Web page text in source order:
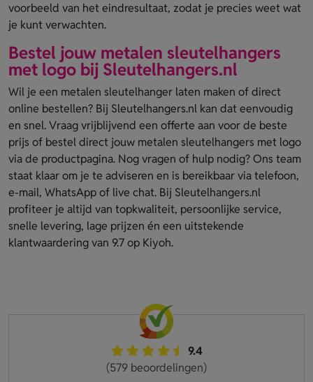
voorbeeld van het eindresultaat, zodat je precies weet wat
je kunt verwachten.
Bestel jouw metalen sleutelhangers
met logo bij Sleutelhangers.nl
Wil je een metalen sleutelhanger laten maken of direct
online bestellen? Bij Sleutelhangers.nl kan dat eenvoudig
en snel. Vraag vrijblijvend een offerte aan voor de beste
prijs of bestel direct jouw metalen sleutelhangers met logo
via de productpagina. Nog vragen of hulp nodig? Ons team
staat klaar om je te adviseren en is bereikbaar via telefoon,
e-mail, WhatsApp of live chat. Bij Sleutelhangers.nl
profiteer je altijd van topkwaliteit, persoonlijke service,
snelle levering, lage prijzen én een uitstekende
klantwaardering van 9.7 op Kiyoh.
9.4
(579 beoordelingen)